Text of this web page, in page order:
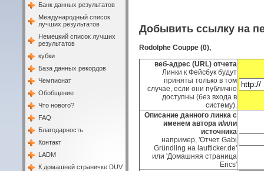
Банк данных результатов
Международный список
лучших результатов
Немецкий список лучших
результатов
кубки
База данных рекордов
Чемпионат
Обобщение
Что нового?
FAQ
Благодарность
Контакт
LADM
К домашней страничке DUV
Добывить ссылку на
Rodolphe Couppe (0),
веб-адрес (URL) отчета
Линки к Фейсбук будут
приняты только в том
случае, если они публично
доступны (без входа в
систему).
Описание данного линка с
именем автора и/или
источника
например, 'Отчет Gabi
Gründling на laufticker.de'
или 'Домашняя страница
Erics'